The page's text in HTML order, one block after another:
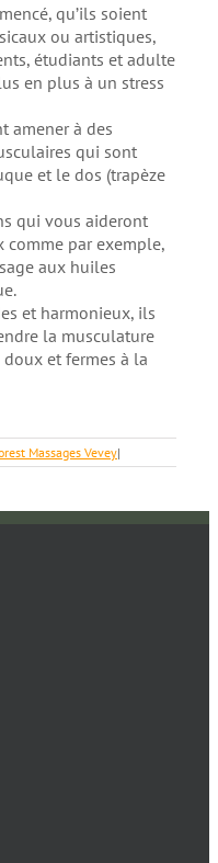
qu’ils soient
ou artistiques,
étudiants et adulte
en plus à un stress
amener à des
qui sont
et le dos (trapèze
qui vous aideront
comme par exemple,
aux huiles
et harmonieux, ils
la musculature
et fermes à la
Massages Vevey|